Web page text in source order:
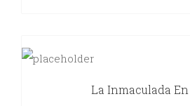
La Inmaculada